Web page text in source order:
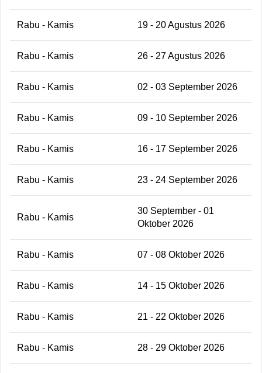
Rabu - Kamis 19 - 20 Agustus 2026
Rabu - Kamis 26 - 27 Agustus 2026
Rabu - Kamis 02 - 03 September 2026
Rabu - Kamis 09 - 10 September 2026
Rabu - Kamis 16 - 17 September 2026
Rabu - Kamis 23 - 24 September 2026
Rabu - Kamis
30 September - 01
Oktober 2026
Rabu - Kamis 07 - 08 Oktober 2026
Rabu - Kamis 14 - 15 Oktober 2026
Rabu - Kamis 21 - 22 Oktober 2026
Rabu - Kamis 28 - 29 Oktober 2026